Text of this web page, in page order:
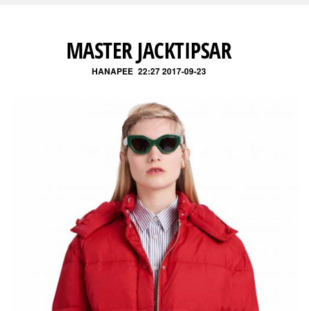
MASTER JACKTIPSAR
HANAPEE 22:27 2017-09-23